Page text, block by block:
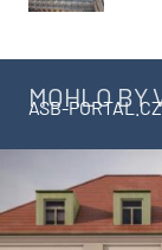
MOHLO BY
ASB-PORTAL.CZ